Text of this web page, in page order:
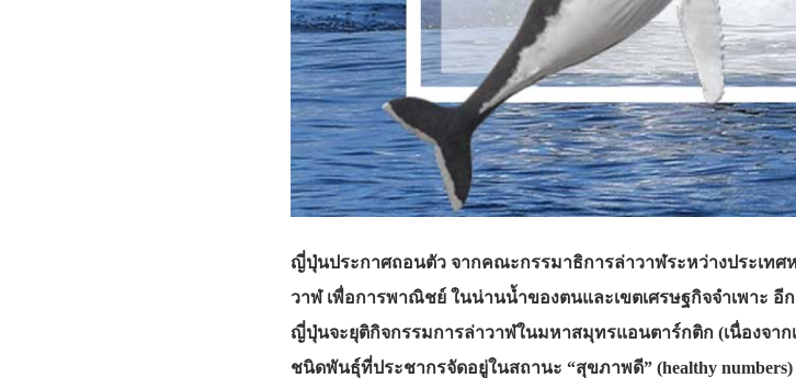
ญี่ปุ่นประกาศถอนตัว จากคณะกรรมาธิการล่าวาฬระหว่างประเทศห
วาฬ เพื่อการพาณิชย์ ในน่านน้ำของตนและเขตเศรษฐกิจจำเพาะ อี
ญี่ปุ่นจะยุติกิจกรรมการล่าวาฬในมหาสมุทรแอนตาร์กติก (เนื่องจา
ชนิดพันธุ์ที่ประชากรจัดอยู่ในสถานะ “สุขภาพดี” (healthy numbers)